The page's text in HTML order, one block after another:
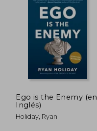
Ego is the Enemy (en
Inglés)
Holiday, Ryan